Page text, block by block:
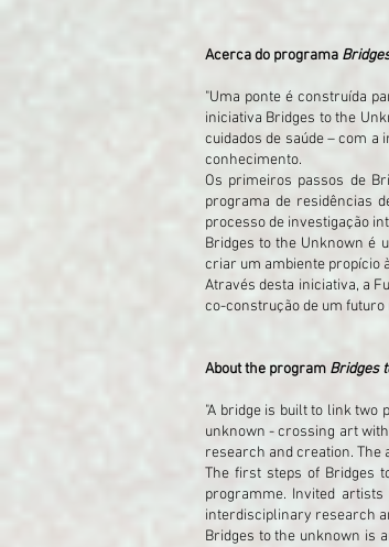
Acerca do programa
"Uma ponte é construída
iniciativa Bridges to the
cuidados de saúde – com
conhecimento.
Os primeiros passos de
programa de residências
processo de investigação
Bridges to the Unknown é
criar um ambiente propício
Através desta iniciativa, a
co-construção de um futuro
About the program Bridges
"A bridge is built to link
unknown - crossing art
research and creation. The
The first steps of Bridges
programme. Invited
interdisciplinary research
Bridges to the unknown is